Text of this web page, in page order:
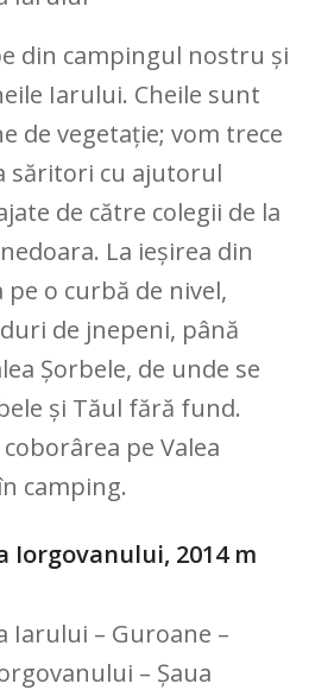
din campingul nostru și
Iarului. Cheile sunt
de vegetație; vom trece
săritori cu ajutorul
de către colegii de la
La ieșirea din
pe o curbă de nivel,
de jnepeni, până
Șorbele, de unde se
și Tăul fără fund.
pe Valea
camping.
Iorgovanului, 2014 m
Iarului – Guroane –
– Șaua